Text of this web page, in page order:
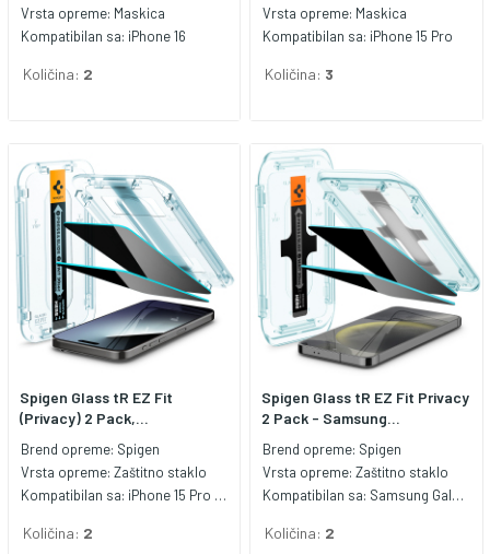
Vrsta opreme: Maskica
Kompatibilan sa: iPhone 16
Količina: 2
Vrsta opreme: Maskica
Kompatibilan sa: iPhone 15 Pro
Količina: 3
Spigen Glass tR EZ Fit
(Privacy) 2 Pack,...
Brend opreme: Spigen
Vrsta opreme: Zaštitno staklo
Kompatibilan sa: iPhone 15 Pro Max
Količina: 2
Spigen Glass tR EZ Fit Privacy
2 Pack - Samsung...
Brend opreme: Spigen
Vrsta opreme: Zaštitno staklo
Kompatibilan sa: Samsung Galaxy S24+
Količina: 2